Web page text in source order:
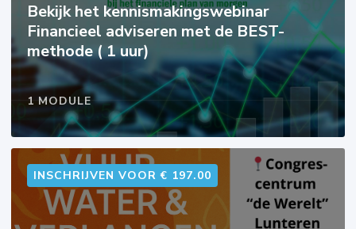
Bekijk het kennismakingswebinar
Financieel adviseren met de BEST-
methode ( 1 uur)
1 MODULE
INSCHRIJVEN VOOR € 197.00